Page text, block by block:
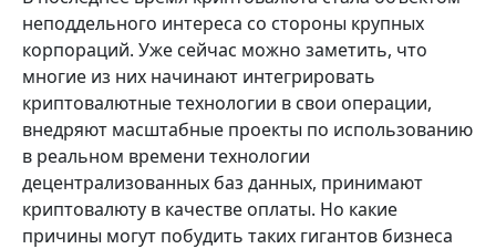
неподдельного интереса со стороны крупных
корпораций. Уже сейчас можно заметить, что
многие из них начинают интегрировать
криптовалютные технологии в свои операции,
внедряют масштабные проекты по использованию
в реальном времени технологии
децентрализованных баз данных, принимают
криптовалюту в качестве оплаты. Но какие
причины могут побудить таких гигантов бизнеса